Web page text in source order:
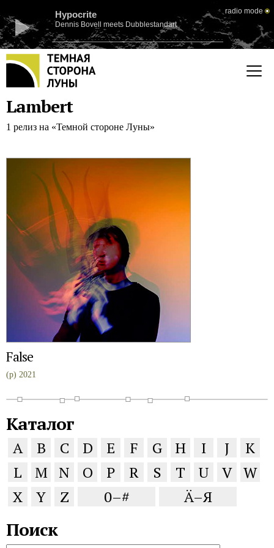
Hypocrite
Dennis Bovell meets Dubblestandart
radio mode
Lambert
1 релиз на «Темной стороне Луны»
False
(p) 2021
Каталог
A B C D E F G H I J
K
L
M N O P R S T U V W
X
Y Z 0–# Ä–Я
Поиск